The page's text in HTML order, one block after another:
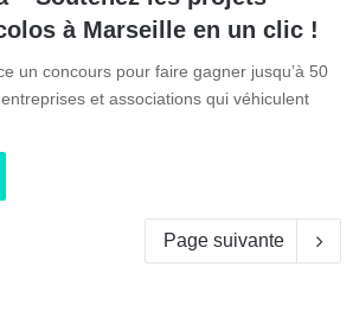
à Marseille en un clic !
un concours pour faire gagner jusqu’à 50
et associations qui véhiculent
Page suivante